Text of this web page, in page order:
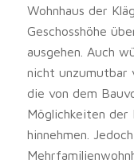
Wohnhaus der
Geschosshöhe
ausgehen. Auch
nicht unzumutbar
die von dem
Möglichkeiten der
hinnehmen.